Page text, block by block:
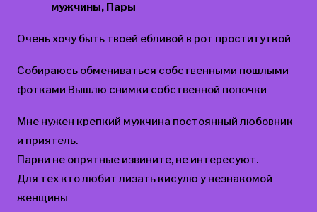
мужчины, Пары
Очень хочу быть твоей ебливой в рот проституткой
Собираюсь обмениваться собственными пошлыми
фотками Вышлю снимки собственной попочки
Мне нужен крепкий мужчина постоянный любовник
и приятель.
Парни не опрятные извините, не интересуют.
Для тех кто любит лизать кисулю у незнакомой
женщины